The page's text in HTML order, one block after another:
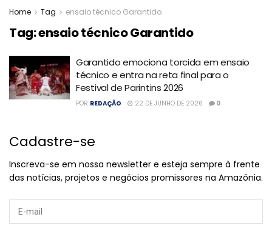
Home Tag ensaio técnico Garantido
Tag:ensaio técnico Garantido
Garantido emociona torcida em ensaio
técnico e entra na reta final para o
Festival de Parintins 2026
POR REDAÇÃO 22 DE JUNHO DE 2026 0
Cadastre-se
Inscreva-se em nossa newsletter e esteja sempre à frente
das notícias, projetos e negócios promissores na Amazônia.